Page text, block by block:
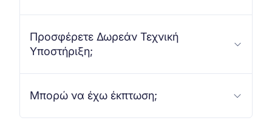
Προσφέρετε Δωρεάν Τεχνική
Υποστήριξη;
Μπορώ να έχω έκπτωση;